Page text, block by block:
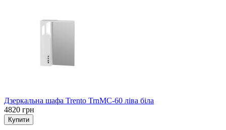
Дзеркальна шафа Trento TrnMC-60 ліва біла
4820 грн